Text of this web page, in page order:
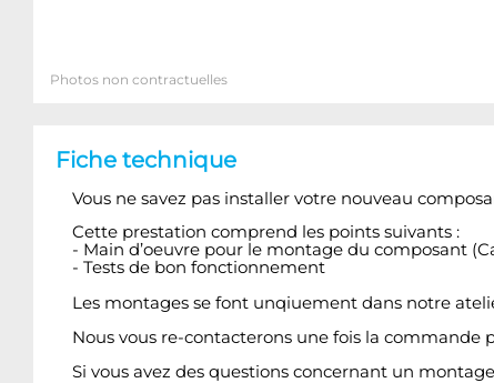
Photos non contractuelles
Fiche technique
Vous ne savez pas installer votre nouveau
Cette prestation comprend les points suivants :
- Main d’oeuvre pour le montage du composant
- Tests de bon fonctionnement
Les montages se font unqiuement dans notre
Nous vous re-contacterons une fois la commande
Si vous avez des questions concernant un